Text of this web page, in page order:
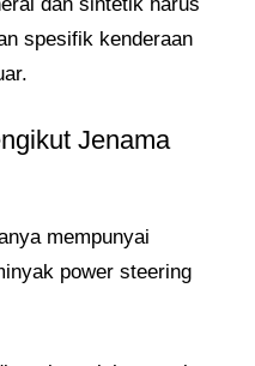
spesifik kenderaan
Jenama
mempunyai
power steering